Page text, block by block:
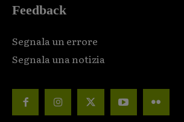
Feedback
Segnala un errore
Segnala una notizia